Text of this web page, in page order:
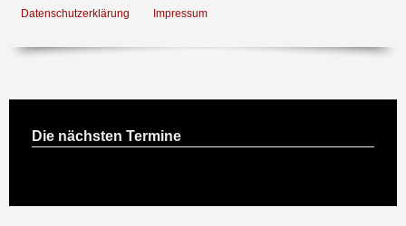
Datenschutzerklärung Impressum
Die nächsten Termine